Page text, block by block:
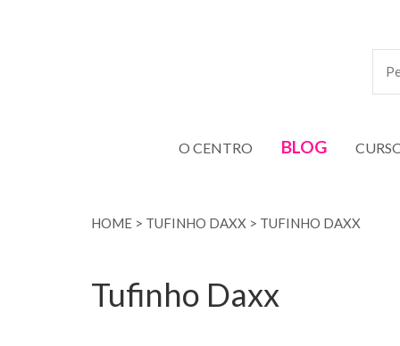
O CENTRO BLOG
HOME > TUFINHO DAXX > TUFINHO DAXX
Tufinho Daxx